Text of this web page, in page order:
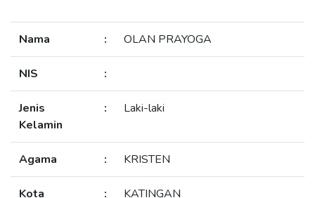
Nama : OLAN PRAYOGA
NIS :
Jenis
Kelamin
: Laki-laki
Agama : KRISTEN
Kota : KATINGAN